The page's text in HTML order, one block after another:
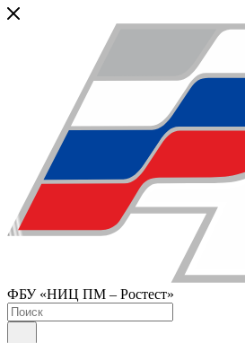
ФБУ «НИЦ ПМ – Ростест»